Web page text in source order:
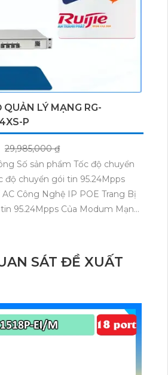
QUẢN LÝ MẠNG RG-
P
29,985,000 ₫
Số sản phẩm Tốc độ chuyển
độ chuyển gói tin 95.24Mpps
Công Nghệ IP POE Trang Bị
95.24Mpps Của Modum Mạng
độ chuyển mạch lên đến
này cũng có tốc độ chuyển gói
thể sử dụng sản phẩm này ở mọi
không phải lo lắng về cung cấp
SÁT ĐỀ XUẤT